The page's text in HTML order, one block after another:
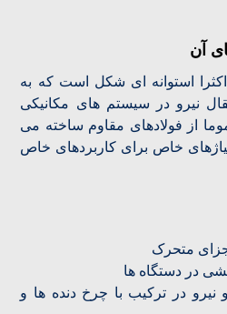
آن
استوانه ای شکل است که به
نیرو در سیستم های مکانیکی
از فولادهای مقاوم ساخته می
خاص برای کاربردهای خاص
متحرک
در دستگاه ها
در ترکیب با چرخ دنده ها و